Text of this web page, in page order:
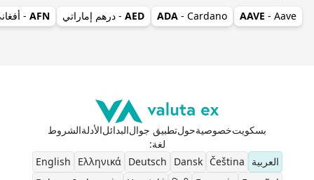
AAVE - Aave
ADA - Cardano
AED - درهم إماراتي AFN
-
بسكويتخصوصيةحولتطبيق جوالالبدائلالأدلةالشروط
لغة:
العربية
Čeština
Dansk
Deutsch
Ελληνικά
English